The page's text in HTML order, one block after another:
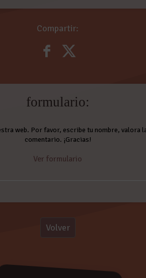
Compartir:
formulario:
web. Por favor, escribe tu nombre, valora
comentario. ¡Gracias!
Ver formulario
Volver